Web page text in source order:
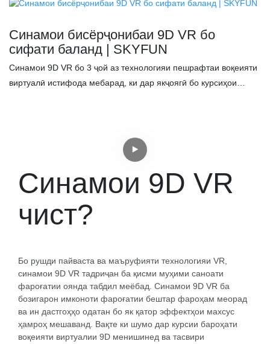
кинотеатрҳои VR-и 3-нафара, 4-нафара ва дигар
филмҳои VR, аз қабили таълимӣ, саргузаштӣ, муошират ва
боғи фароғатӣ метавонанд илова карда шаванд. Хусусиятҳо:
✅ Курсиҳои динамикӣ бо пеш, қафо, чап ва рост, воқеӣтар. ✅
Экрани ламсии 22 ё 42 дюймӣ кори осонтар. ✅ Мундариҷаи
Синамои бисёрҷонибаи 9D VR бо
сифати баланд | SKYFUN
Синамои 9D VR бо 3 ҷой аз технологияи пешрафтаи воқеияти
виртуалӣ истифода мебарад, ки дар якҷоягӣ бо курсиҳои
афсонавӣ ё омӯхтани технологияи оянда аст, шумо метавонед
худро гӯё дар он ҳастед ва зиёфати бесобиқаи
аудиовизуалиро эҳсос кунед. Ҳар як курсии Синамои 9D VR бо
гарнитураи касбии VR ва курсиҳои бароҳат муҷаҳҳаз шудааст,
то шумо ҳангоми тамошои филм аз беҳтарин роҳатӣ баҳра
баред. Дар айни замон, курсиҳои динамикӣ метавонанд кунҷ
воқеӣтар эҳсос кунед. Синамои 9D VR бо 3 ҷой на танҳо барои
тамошои шахсӣ, балки барои мубодила бо оила ва дӯстон низ
мувофиқ аст. Шумо метавонед хешовандон ва дӯстони худро
даъват кунед, ки якҷоя ба ин ҷаҳони виртуалӣ ворид шаванд,
то якҷоя ҳаяҷон ва фароғатро
Синамои 9D VR
чист?
Бо рушди пайваста ва маъруфияти технологияи VR,
синамои 9D VR тадриҷан ба қисми муҳими саноати
фароғатии оянда табдил меёбад. Синамои 9D VR ба
бозигарон имконоти фароғатии бештар фароҳам меорад
ва ин дастгоҳҳо одатан бо як қатор эффектҳои махсус
ҳамроҳ мешаванд. Вақте ки шумо дар курсии бароҳати
воқеияти виртуалии 9D менишинед ва тасвири